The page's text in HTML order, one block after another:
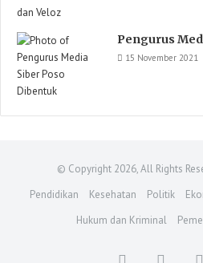
Pengurus
15 November 2021
© Copyright 2026, All Rights
Pendidikan
Kesehatan Politik
Hukum dan Kriminal